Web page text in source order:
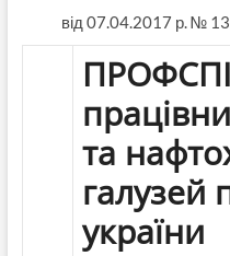
від 07.04.2017 р. №
та
галузей
україни